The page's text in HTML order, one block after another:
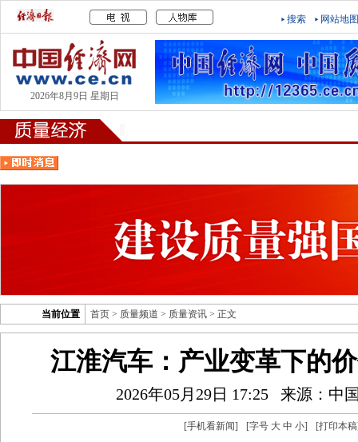
搜索 网站地
2026年8月9日 星期日
当前位置 首页 > 质量频道 > 质量资讯 > 正文
江淮汽车：产业变革下的
2026年05月29日 17:25 来源：中
[手机看新闻] [字号 大 中 小] [打印本稿